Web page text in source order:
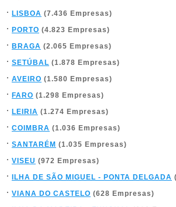
LISBOA (7.436 Empresas)
PORTO (4.823 Empresas)
BRAGA (2.065 Empresas)
SETÚBAL (1.878 Empresas)
AVEIRO (1.580 Empresas)
FARO (1.298 Empresas)
LEIRIA (1.274 Empresas)
COIMBRA (1.036 Empresas)
SANTARÉM (1.035 Empresas)
VISEU (972 Empresas)
ILHA DE SÃO MIGUEL - PONTA DELGADA
VIANA DO CASTELO (628 Empresas)